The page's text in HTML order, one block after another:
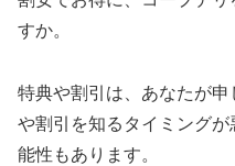
すか。
特典や割引は、あなたが
や割引を知るタイミング
能性もあります。